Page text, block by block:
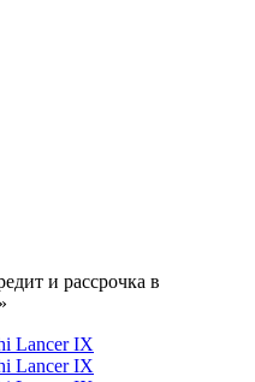
и рассрочка в